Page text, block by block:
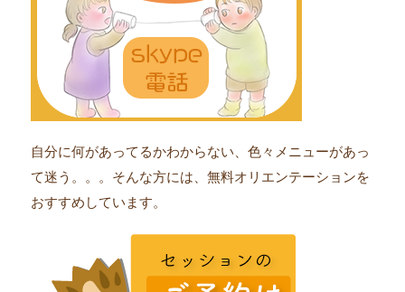
自分に何があってるかわからない、色々メニューがあっ
て迷う。。。そんな方には、無料オリエンテーションを
おすすめしています。